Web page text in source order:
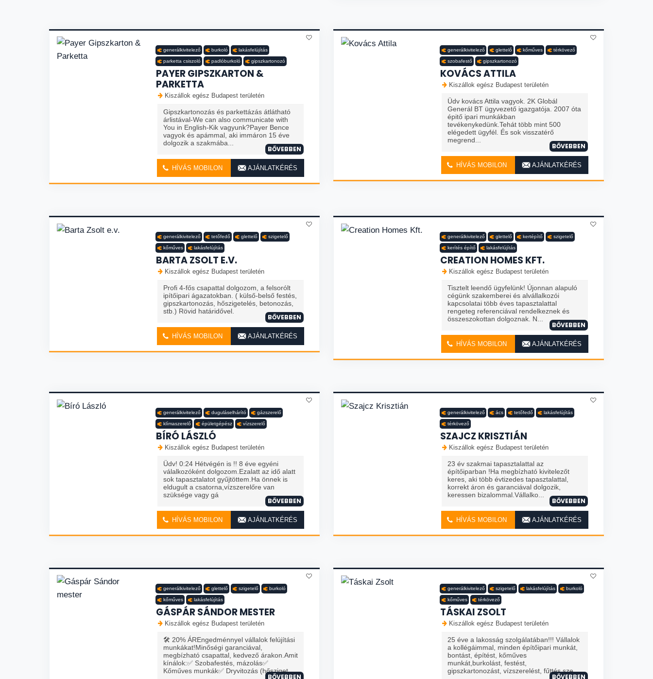
generálkivitelező burkoló lakásfelújítás
parketta csiszoló padlóburkoló gipszkartonozó
PAYER GIPSZKARTON &
PARKETTA
Kiszállok egész Budapest területén
Gipszkartonozás és parkettázás átlátható
árlistával-We can also communicate with
You in English-Kik vagyunk?Payer Bence
vagyok és apámmal, aki immáron 15 éve
dolgozik a szakmába...
BŐVEBBEN
HÍVÁS MOBILON AJÁNLATKÉRÉS
generálkivitelező glettelő kőműves térkövező
szobafestő gipszkartonozó
KOVÁCS ATTILA
Kiszállok egész Budapest területén
Üdv kovács Attila vagyok. 2K Globál
Generál BT ügyvezető igazgatója. 2007 óta
épitő ipari munkákban
tevékenykedünk.Tehát több mint 500
elégedett ügyfél. És sok visszatérő
megrend...
BŐVEBBEN
HÍVÁS MOBILON AJÁNLATKÉRÉS
generálkivitelező tetőfedő glettelő szigetelő
kőműves lakásfelújítás
BARTA ZSOLT E.V.
Kiszállok egész Budapest területén
Profi 4-fős csapattal dolgozom, a felsorólt
ipítőipari ágazatokban. ( külső-belső festés,
gipszkartonozás, hőszigetelés, betonozás,
stb.) Rövid határidővel.
BŐVEBBEN
HÍVÁS MOBILON AJÁNLATKÉRÉS
generálkivitelező glettelő kertépítő szigetelő
kerítés építő lakásfelújítás
CREATION HOMES KFT.
Kiszállok egész Budapest területén
Tisztelt leendő ügyfelünk! Újonnan alapuló
cégünk szakemberei és alvállalkozói
kapcsolatai több éves tapasztalattal
rengeteg referenciával rendelkeznek és
összeszokottan dolgoznak. N...
BŐVEBBEN
HÍVÁS MOBILON AJÁNLATKÉRÉS
generálkivitelező duguláselhárító gázszerelő
klímaszerelő épületgépész vízszerelő
BÍRÓ LÁSZLÓ
Kiszállok egész Budapest területén
Üdv! 0:24 Hétvégén is !! 8 éve egyéni
válalkozóként dolgozom.Ezalatt az idő alatt
sok tapasztalatot gyűjtöttem.Ha önnek is
eldugult a csatorna,vízszerelőre van
szüksége vagy gá
BŐVEBBEN
HÍVÁS MOBILON AJÁNLATKÉRÉS
generálkivitelező ács tetőfedő lakásfelújítás
térkövező
SZAJCZ KRISZTIÁN
Kiszállok egész Budapest területén
23 év szakmai tapasztalattal az
építőiparban !Ha megbízható kivitelezőt
keres, aki több évtizedes tapasztalattal,
korrekt áron és garanciával dolgozik,
keressen bizalommal.Vállalko...
BŐVEBBEN
HÍVÁS MOBILON AJÁNLATKÉRÉS
generálkivitelező glettelő szigetelő burkoló
kőműves lakásfelújítás
GÁSPÁR SÁNDOR MESTER
Kiszállok egész Budapest területén
🛠️ 20% ÁREngedménnyel vállalok felújítási
munkákat!Minőségi garanciával,
megbízható csapattal, kedvező árakon.Amit
kínálok:✅ Szobafestés, mázolás✅
Kőműves munkák✅ Dryvitozás (hősziget...
BŐVEBBEN
generálkivitelező szigetelő lakásfelújítás burkoló
kőműves térkövező
TÁSKAI ZSOLT
Kiszállok egész Budapest területén
25 éve a lakosság szolgálatában!!! Vállalok
a kollégáimmal, minden építőipari munkát,
bontást, építést, kőműves
munkát,burkolást, festést,
gipszkartonozást, vízszerelést, fűttés sze...
BŐVEBBEN